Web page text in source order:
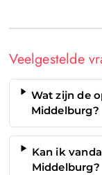
Veelgestelde
Wat zijn de
Middelburg?
Kan ik
Middelburg?